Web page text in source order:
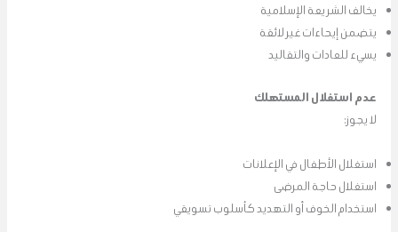
يخالف الشريعة الإسلامية
يتضمن إيحاءات غير لائقة
يسيء للعادات والتقاليد
عدم استغلال المستهلك
لا يجوز:
استغلال الأطفال في الإعلانات
استغلال حاجة المرضى
استخدام الخوف أو التهديد كأسلوب تسويقي